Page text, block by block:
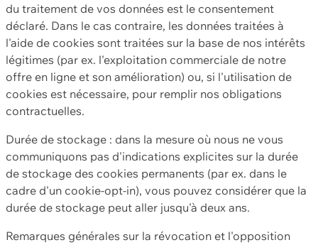
du traitement de vos données est le consentement
déclaré. Dans le cas contraire, les données traitées à
l'aide de cookies sont traitées sur la base de nos intérêts
légitimes (par ex. l'exploitation commerciale de notre
offre en ligne et son amélioration) ou, si l'utilisation de
cookies est nécessaire, pour remplir nos obligations
contractuelles.
Durée de stockage : dans la mesure où nous ne vous
communiquons pas d'indications explicites sur la durée
de stockage des cookies permanents (par ex. dans le
cadre d'un cookie-opt-in), vous pouvez considérer que la
durée de stockage peut aller jusqu'à deux ans.
Remarques générales sur la révocation et l'opposition